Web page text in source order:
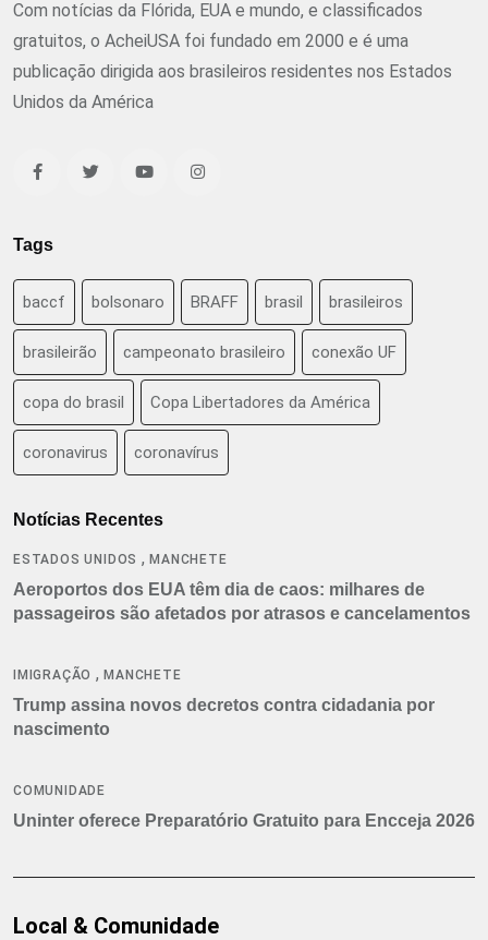
Com notícias da Flórida, EUA e mundo, e classificados
gratuitos, o AcheiUSA foi fundado em 2000 e é uma
publicação dirigida aos brasileiros residentes nos Estados
Unidos da América
Tags
baccf bolsonaro BRAFF brasil brasileiros
brasileirão campeonato brasileiro conexão UF
copa do brasil Copa Libertadores da América
coronavirus coronavírus
Notícias Recentes
ESTADOS UNIDOS ,MANCHETE
Aeroportos dos EUA têm dia de caos: milhares de
passageiros são afetados por atrasos e cancelamentos
IMIGRAÇÃO ,MANCHETE
Trump assina novos decretos contra cidadania por
nascimento
COMUNIDADE
Uninter oferece Preparatório Gratuito para Encceja 2026
Local & Comunidade